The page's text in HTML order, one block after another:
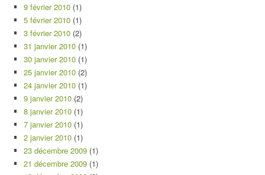
9 février 2010 (1)
5 février 2010 (1)
3 février 2010 (2)
31 janvier 2010 (1)
30 janvier 2010 (1)
25 janvier 2010 (2)
24 janvier 2010 (1)
9 janvier 2010 (2)
8 janvier 2010 (1)
7 janvier 2010 (1)
2 janvier 2010 (1)
23 décembre 2009 (1)
21 décembre 2009 (1)